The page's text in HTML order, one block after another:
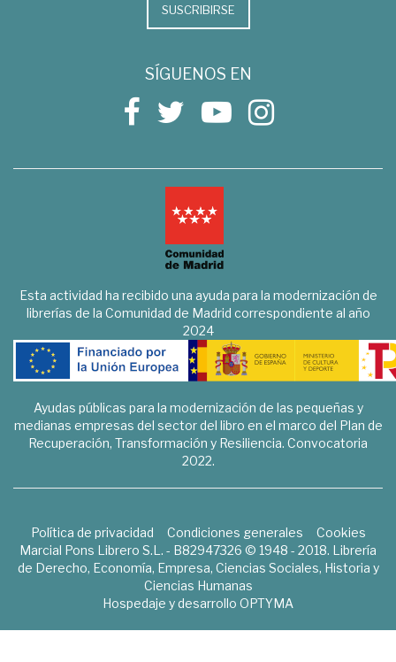
SUSCRIBIRSE
SÍGUENOS EN
Esta actividad ha recibido una ayuda para la modernización de
librerías de la Comunidad de Madrid correspondiente al año
2024
Ayudas públicas para la modernización de las pequeñas y
medianas empresas del sector del libro en el marco del Plan de
Recuperación, Transformación y Resiliencia. Convocatoria
2022.
Política de privacidad Condiciones generales
Cookies
Marcial Pons Librero S.L. - B82947326 © 1948 - 2018. Librería
de Derecho, Economía, Empresa, Ciencias Sociales, Historia y
Ciencias Humanas
Hospedaje y desarrollo OPTYMA